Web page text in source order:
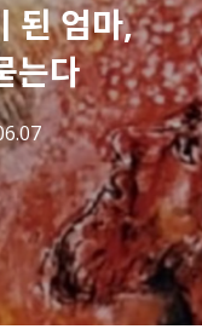
된 엄마,
는다